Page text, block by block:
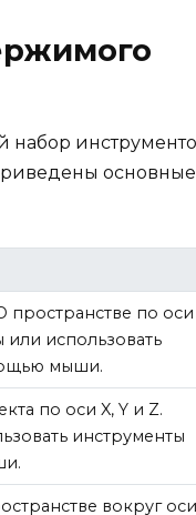
набор
основные
пространстве по оси
использовать
мыши.
по оси X, Y и Z.
инструменты
вокруг оси